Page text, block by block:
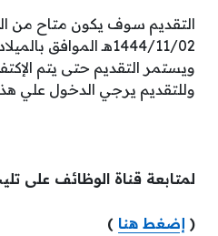
التقديم سوف يكون متاح من
ويستمر التقديم حتى يتم
وللتقديم يرجي الدخول علي
لمتابعة قناة الوظائف على
( إضغط هنا )